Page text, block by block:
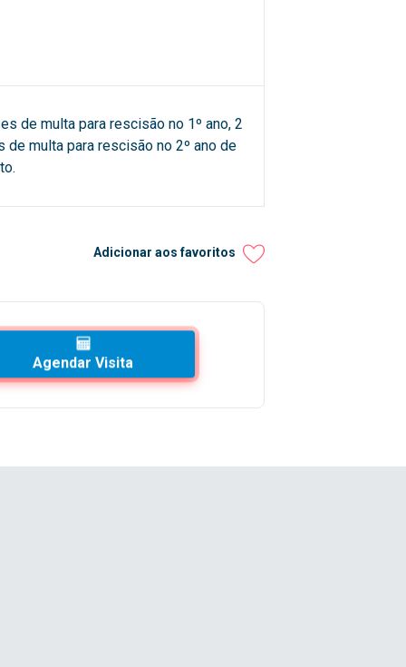
de multa para rescisão no 1º ano, 2
de multa para rescisão no 2º ano de
Adicionar aos favoritos
Agendar Visita